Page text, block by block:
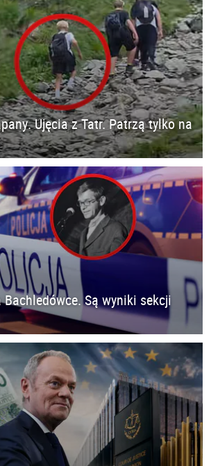
Ujęcia z Tatr. Patrzą tylko na
Bachledówce. Są wyniki sekcji